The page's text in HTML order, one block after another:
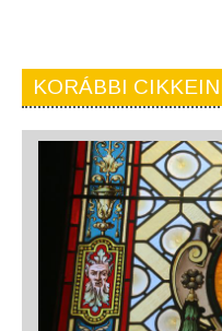
KORÁBBI